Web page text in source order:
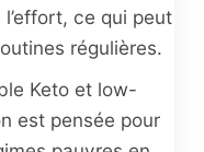
ce qui peut
régulières.
Keto et low-
est pensée pour